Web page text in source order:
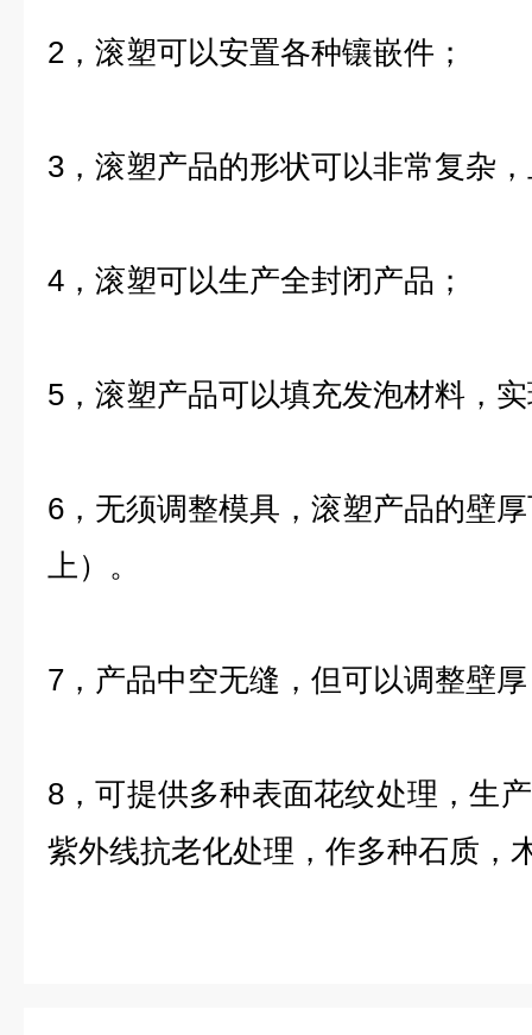
2，滚塑可以安置各种镶嵌件；
3，滚塑产品的形状可以非常复杂
4，滚塑可以生产全封闭产品；
5，滚塑产品可以填充发泡材料，
6，无须调整模具，滚塑产品的壁
上）。
7，产品中空无缝，但可以调整壁
8，可提供多种表面花纹处理，生
紫外线抗老化处理，作多种石质，